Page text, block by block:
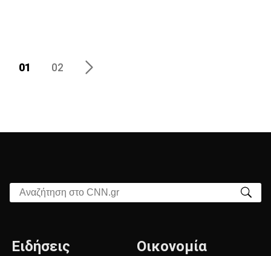
01 02
Αναζήτηση στο CNN.gr
Ειδήσεις Οικονομία